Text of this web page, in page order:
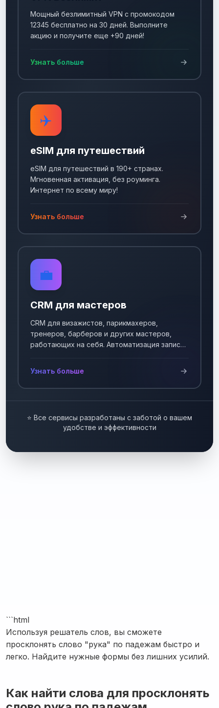
Мощный безлимитный VPN с промокодом
12345 бесплатно на 30 дней. Выполните
акцию и получите еще +90 дней!
Узнать больше
✈️
eSIM для путешествий
eSIM для путешествий в 190+ странах.
Мгновенная активация, без роуминга.
Интернет по всему миру!
Узнать больше
💼
CRM для мастеров
CRM для визажистов, парикмахеров,
тренеров, барберов и других мастеров,
работающих на себя. Автоматизация записи
Узнать больше
⭐ Все сервисы разработаны с заботой о вашем
удобстве и эффективности
```html
Используя решатель слов, вы сможете
просклонять слово "рука" по падежам быстро и
легко. Найдите нужные формы без лишних усилий.
Как найти слова для просклонять